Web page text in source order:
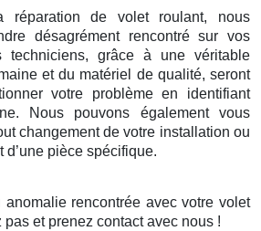
réparation de volet roulant, nous
désagrément rencontré sur vos
techniciens, grâce à une véritable
et du matériel de qualité, seront
votre problème en identifiant
Nous pouvons également vous
changement de votre installation ou
d’une pièce spécifique.
rencontrée avec votre volet
pas et prenez contact avec nous !